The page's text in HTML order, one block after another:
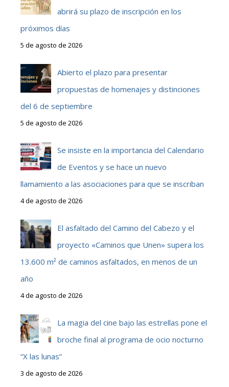
abrirá su plazo de inscripción en los
próximos días
5 de agosto de 2026
Abierto el plazo para presentar
propuestas de homenajes y distinciones
del 6 de septiembre
5 de agosto de 2026
Se insiste en la importancia del Calendario
de Eventos y se hace un nuevo
llamamiento a las asociaciones para que se inscriban
4 de agosto de 2026
El asfaltado del Camino del Cabezo y el
proyecto «Caminos que Unen» supera los
13.600 m² de caminos asfaltados, en menos de un
año
4 de agosto de 2026
La magia del cine bajo las estrellas pone el
broche final al programa de ocio nocturno
“X las lunas”
3 de agosto de 2026